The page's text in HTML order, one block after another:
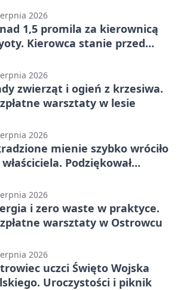
2026
1,5 promila za kierownicą
Kierowca stanie przed
2026
zwierząt i ogień z krzesiwa.
warsztaty w lesie
2026
mienie szybko wróciło
Podziękował
2026
i zero waste w praktyce.
warsztaty w Ostrowcu
2026
uczci Święto Wojska
Uroczystości i piknik